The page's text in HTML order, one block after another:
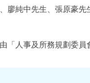
廖純中先生、張原豪先
「人事及所務規劃委